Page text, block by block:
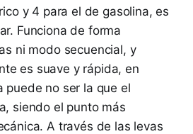
y 4 para el de gasolina, es
Funciona de forma
ni modo secuencial, y
es suave y rápida, en
puede no ser la que el
siendo el punto más
A través de las levas